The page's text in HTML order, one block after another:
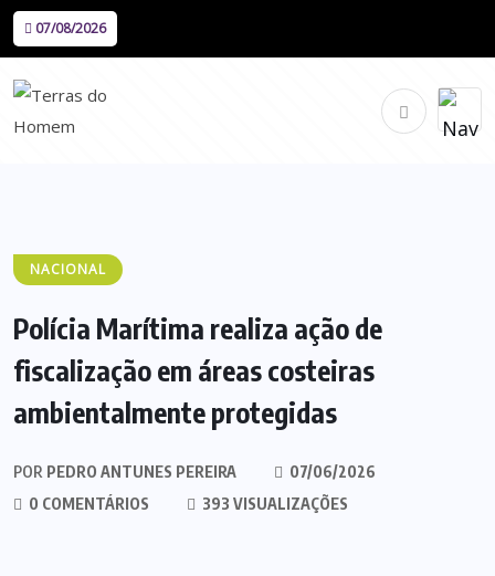
07/08/2026
NACIONAL
Polícia Marítima realiza ação de
fiscalização em áreas costeiras
ambientalmente protegidas
POR PEDRO ANTUNES PEREIRA
07/06/2026
0 COMENTÁRIOS
393 VISUALIZAÇÕES